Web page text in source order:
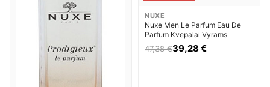
NUXE
Nuxe Men Le Parfum Eau De
Parfum Kvepalai Vyrams
47,38 €39,28 €